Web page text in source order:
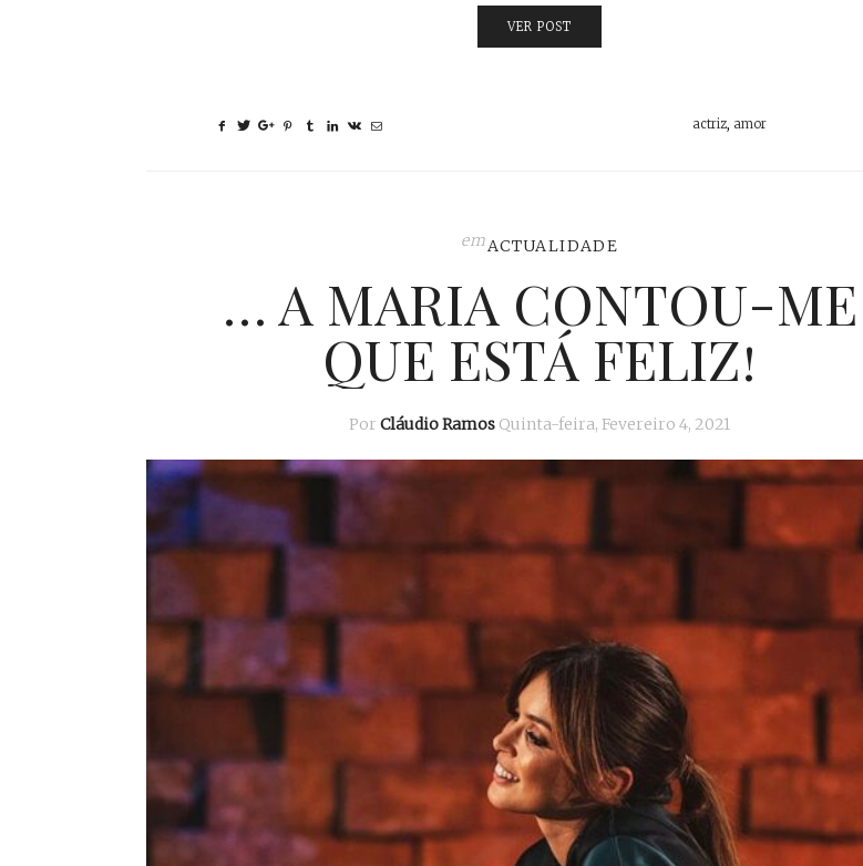
VER POST
actriz, amor
emACTUALIDADE
… A MARIA CONTOU-ME
QUE ESTÁ FELIZ!
Por Cláudio Ramos Quinta-feira, Fevereiro 4, 2021